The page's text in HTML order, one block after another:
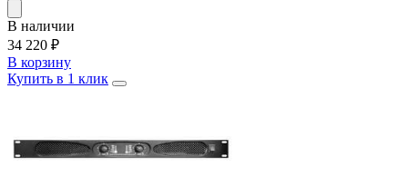
В наличии
34 220 ₽
В корзину
Купить в 1 клик